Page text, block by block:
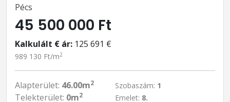
Pécs
45 500 000 Ft
Kalkulált € ár: 125 691 €
989 130 Ft/m2
Alapterület: 46.00m2
Telekterület: 0m2
Szobaszám: 1
Emelet: 8.